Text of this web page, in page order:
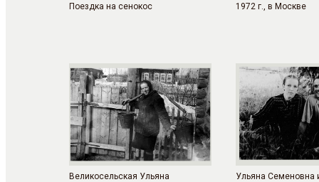
Поездка на сенокос 1972 г., в Москве
Великосельская Ульяна
Ульяна Семеновна